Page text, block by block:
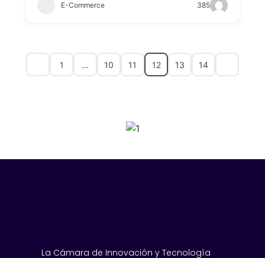
E-Commerce 385
1 … 10 11 12 13 14
La Cámara de Innovación y Tecnología